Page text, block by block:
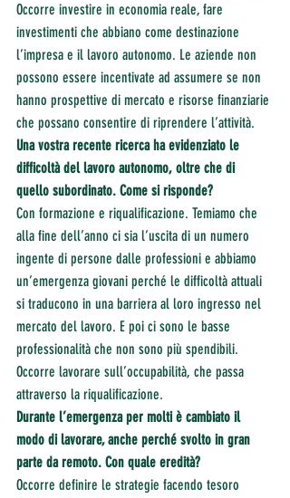
Occorre investire in economia reale, fare
investimenti che abbiano come destinazione
l’impresa e il lavoro autonomo. Le aziende non
possono essere incentivate ad assumere se non
hanno prospettive di mercato e risorse finanziarie
che possano consentire di riprendere l’attività.
Una vostra recente ricerca ha evidenziato le
difficoltà del lavoro autonomo, oltre che di
quello subordinato. Come si risponde?
Con formazione e riqualificazione. Temiamo che
alla fine dell’anno ci sia l’uscita di un numero
ingente di persone dalle professioni e abbiamo
un’emergenza giovani perché le difficoltà attuali
si traducono in una barriera al loro ingresso nel
mercato del lavoro. E poi ci sono le basse
professionalità che non sono più spendibili.
Occorre lavorare sull’occupabilità, che passa
attraverso la riqualificazione.
Durante l’emergenza per molti è cambiato il
modo di lavorare, anche perché svolto in gran
parte da remoto. Con quale eredità?
Occorre definire le strategie facendo tesoro